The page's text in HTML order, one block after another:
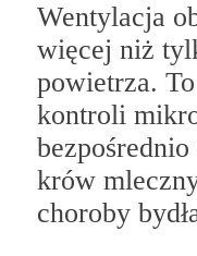
Wentylacja
więcej niż
powietrza.
kontroli
krów
choroby